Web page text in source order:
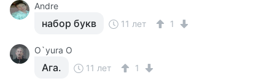
Andre
набор букв 11 лет 1
O`yura O
Ага. 11 лет 1